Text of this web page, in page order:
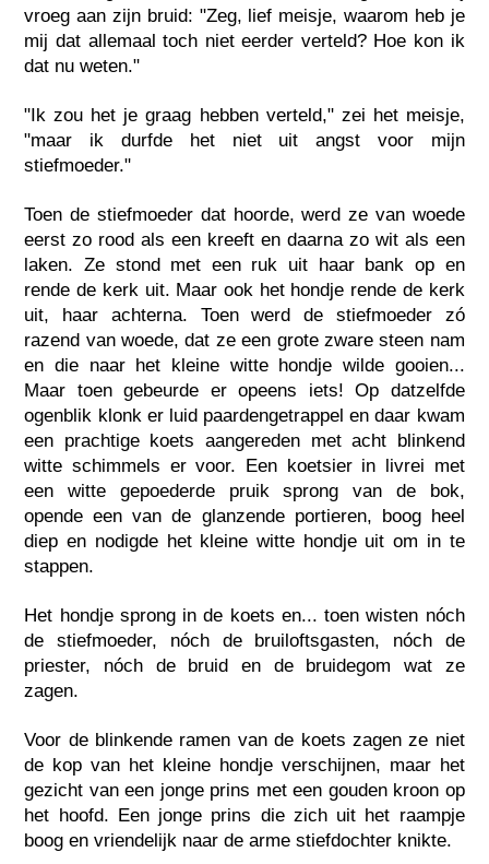
vroeg aan zijn bruid: "Zeg, lief meisje, waarom heb je
mij dat allemaal toch niet eerder verteld? Hoe kon ik
dat nu weten."
"Ik zou het je graag hebben verteld," zei het meisje,
"maar ik durfde het niet uit angst voor mijn
stiefmoeder."
Toen de stiefmoeder dat hoorde, werd ze van woede
eerst zo rood als een kreeft en daarna zo wit als een
laken. Ze stond met een ruk uit haar bank op en
rende de kerk uit. Maar ook het hondje rende de kerk
uit, haar achterna. Toen werd de stiefmoeder zó
razend van woede, dat ze een grote zware steen nam
en die naar het kleine witte hondje wilde gooien...
Maar toen gebeurde er opeens iets! Op datzelfde
ogenblik klonk er luid paardengetrappel en daar kwam
een prachtige koets aangereden met acht blinkend
witte schimmels er voor. Een koetsier in livrei met
een witte gepoederde pruik sprong van de bok,
opende een van de glanzende portieren, boog heel
diep en nodigde het kleine witte hondje uit om in te
stappen.
Het hondje sprong in de koets en... toen wisten nóch
de stiefmoeder, nóch de bruiloftsgasten, nóch de
priester, nóch de bruid en de bruidegom wat ze
zagen.
Voor de blinkende ramen van de koets zagen ze niet
de kop van het kleine hondje verschijnen, maar het
gezicht van een jonge prins met een gouden kroon op
het hoofd. Een jonge prins die zich uit het raampje
boog en vriendelijk naar de arme stiefdochter knikte.